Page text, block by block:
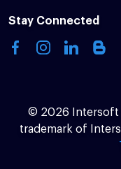
Stay Connected
© 2026 Intersoft
trademark of